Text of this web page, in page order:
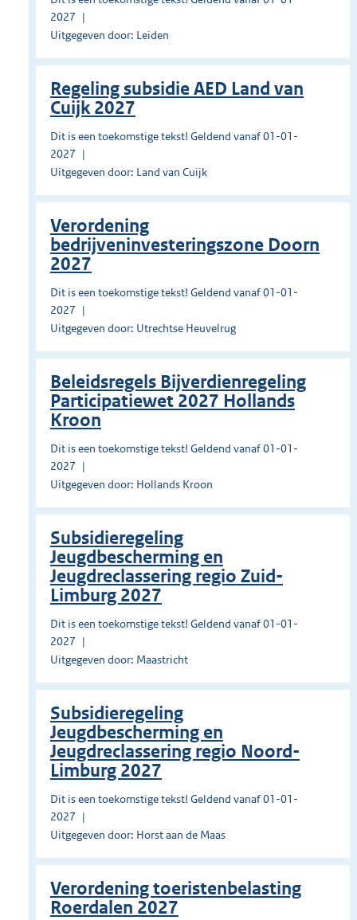
2027
Uitgegeven door: Leiden
Regeling subsidie AED Land van
Cuijk 2027
Dit is een toekomstige tekst! Geldend vanaf 01-01-
2027
Uitgegeven door: Land van Cuijk
Verordening
bedrijveninvesteringszone Doorn
2027
Dit is een toekomstige tekst! Geldend vanaf 01-01-
2027
Uitgegeven door: Utrechtse Heuvelrug
Beleidsregels Bijverdienregeling
Participatiewet 2027 Hollands
Kroon
Dit is een toekomstige tekst! Geldend vanaf 01-01-
2027
Uitgegeven door: Hollands Kroon
Subsidieregeling
Jeugdbescherming en
Jeugdreclassering regio Zuid-
Limburg 2027
Dit is een toekomstige tekst! Geldend vanaf 01-01-
2027
Uitgegeven door: Maastricht
Subsidieregeling
Jeugdbescherming en
Jeugdreclassering regio Noord-
Limburg 2027
Dit is een toekomstige tekst! Geldend vanaf 01-01-
2027
Uitgegeven door: Horst aan de Maas
Verordening toeristenbelasting
Roerdalen 2027